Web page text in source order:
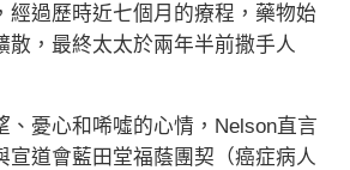
經過歷時近七個月的療程，藥物始
散，最終太太於兩年半前撒手人
憂心和唏噓的心情，Nelson直言
宣道會藍田堂福蔭團契（癌症病人